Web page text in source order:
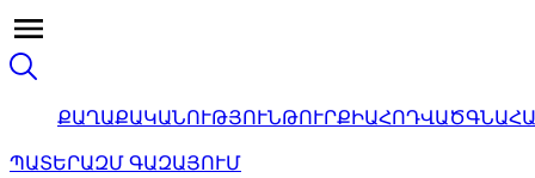
ՔԱՂԱՔԱԿԱՆՈՒԹՅՈՒՆԹՈՒՐՔԻԱՀՈԴՎԱԾ
ՊԱՏԵՐԱԶՄ ԳԱԶԱՅՈՒՄ